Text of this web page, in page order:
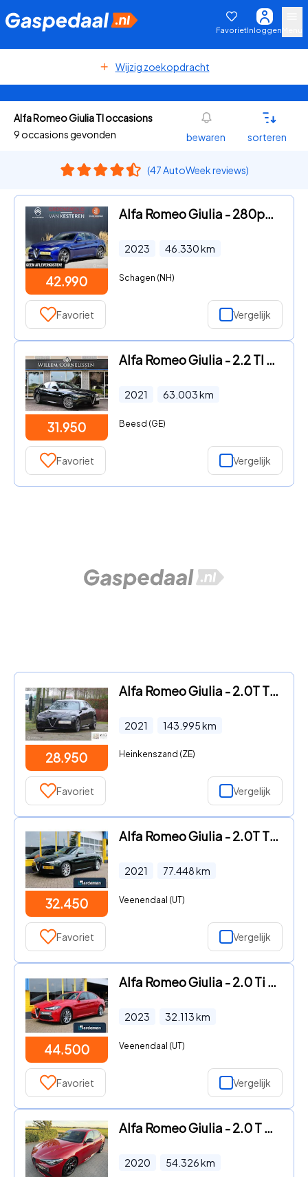
FavorietInloggen
Wijzig zoekopdracht
Alfa Romeo Giulia TI occasions
9 occasions gevonden
bewaren sorteren
(47 AutoWeek reviews)
42.990
Alfa Romeo Giulia - 280pk Ti AWD I Leder I Navi I Camera I
2023 46.330km
Schagen (NH)
Favoriet Vergelijk
31.950
Alfa Romeo Giulia - 2.2 TI Verde Visconti Leder Carplay Stoelverw.
2021 63.003km
Beesd (GE)
Favoriet Vergelijk
28.950
Alfa Romeo Giulia - 2.0T TI | Vol | 12 mnd garantie | Inr. mog
2021 143.995km
Heinkenszand (ZE)
Favoriet Vergelijk
32.450
Alfa Romeo Giulia - 2.0T TI Verde Visconti Driver Assist.
2021 77.448km
Veenendaal (UT)
Favoriet Vergelijk
44.500
Alfa Romeo Giulia - 2.0 Ti AWD Facelift Leder
2023 32.113km
Veenendaal (UT)
Favoriet Vergelijk
Alfa Romeo Giulia - 2.0 T Veloce Ti AWD Alfa Rosso - Face lift
2020 54.326km